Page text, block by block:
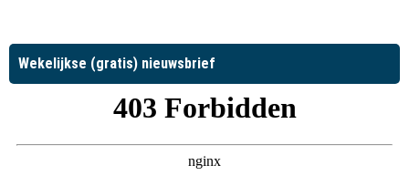
Wekelijkse (gratis) nieuwsbrief